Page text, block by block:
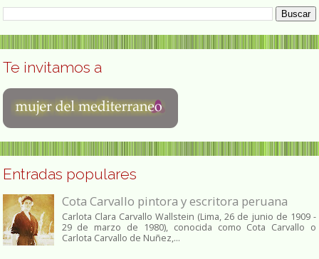
Te invitamos a
Entradas populares
Cota Carvallo pintora y escritora peruana
Carlota Clara Carvallo Wallstein (Lima, 26 de junio de 1909 -
29 de marzo de 1980), conocida como Cota Carvallo o
Carlota Carvallo de Nuñez,...